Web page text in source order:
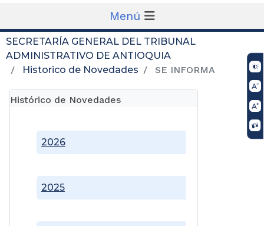
Menú
SECRETARÍA GENERAL DEL TRIBUNAL
ADMINISTRATIVO DE ANTIOQUIA
Historico de Novedades
SE INFORMA
Histórico de Novedades
2025
2026